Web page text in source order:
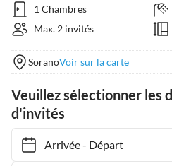
1 Chambres
Max. 2 invités
SoranoVoir sur la carte
Veuillez sélectionner les
d'invités
Arrivée- Départ